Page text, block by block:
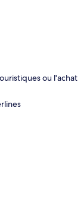
ou l'achat